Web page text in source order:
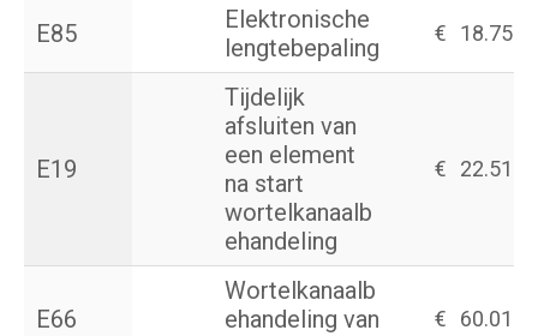
E85
Elektronische
lengtebepaling
€ 18.75
E19
Tijdelijk
afsluiten van
een element
na start
wortelkanaalb
ehandeling
€ 22.51
E66
Wortelkanaalb
ehandeling van
€ 60.01